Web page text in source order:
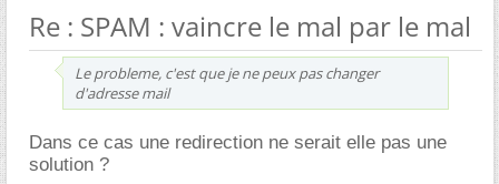
Re : SPAM : vaincre le mal par le mal
Le probleme, c'est que je ne peux pas changer
d'adresse mail
Dans ce cas une redirection ne serait elle pas une
solution ?